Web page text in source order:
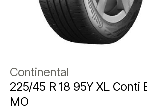
Continental
225/45 R 18 95Y XL Conti
MO